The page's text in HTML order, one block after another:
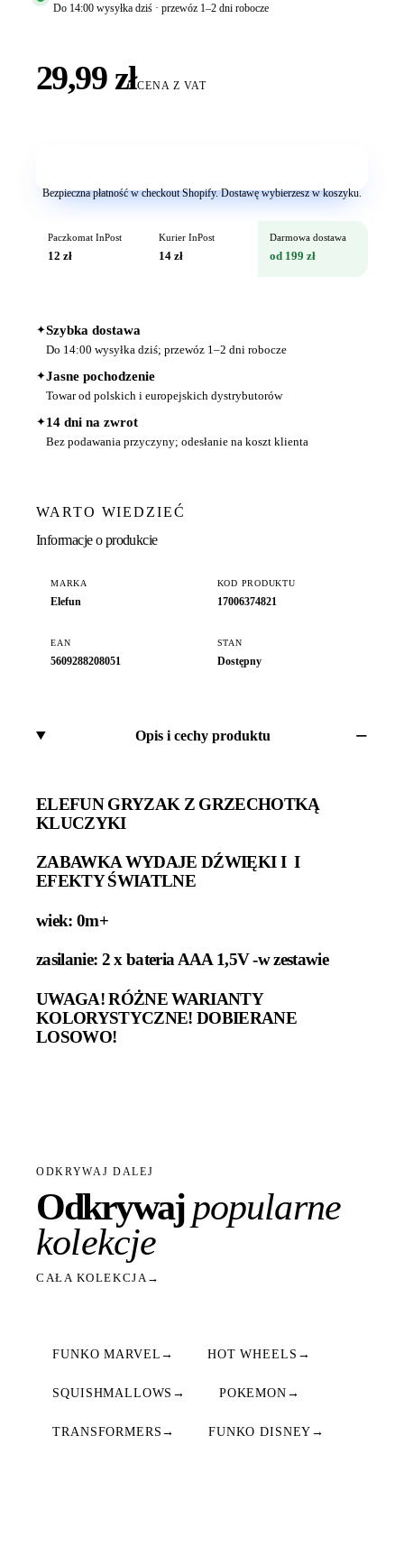
Do 14:00 wysyłka dziś · przewóz 1–2 dni robocze
29,99 złCENA Z VAT
Bezpieczna płatność w checkout Shopify. Dostawę wybierzesz w koszyku.
Paczkomat InPost
12 zł
Kurier InPost
14 zł
Darmowa dostawa
od 199 zł
✦Szybka dostawa
Do 14:00 wysyłka dziś; przewóz 1–2 dni robocze
✦Jasne pochodzenie
Towar od polskich i europejskich dystrybutorów
✦14 dni na zwrot
Bez podawania przyczyny; odesłanie na koszt klienta
WARTO WIEDZIEĆ
Informacje o produkcie
MARKA
Elefun
KOD PRODUKTU
17006374821
EAN
5609288208051
STAN
Dostępny
Opis i cechy produktu
ELEFUN GRYZAK Z GRZECHOTKĄ
KLUCZYKI
ZABAWKA WYDAJE DŹWIĘKI I I
EFEKTY ŚWIATLNE
wiek: 0m+
zasilanie: 2 x bateria AAA 1,5V -w zestawie
UWAGA! RÓŻNE WARIANTY
KOLORYSTYCZNE! DOBIERANE
LOSOWO!
ODKRYWAJ DALEJ
Odkrywajpopularne
kolekcje
CAŁA KOLEKCJA →
FUNKO MARVEL → HOT WHEELS →
SQUISHMALLOWS → POKEMON →
TRANSFORMERS → FUNKO DISNEY →